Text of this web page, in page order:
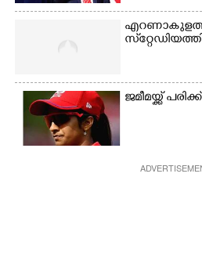
എറണാകുളത്ത്
ജമീമയ്ക്ക് പരിക്ക്